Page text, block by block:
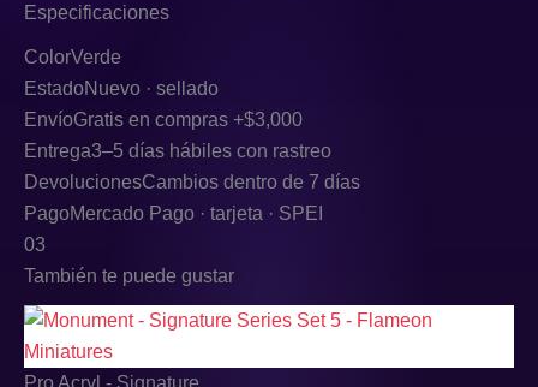
Especificaciones
ColorVerde
EstadoNuevo · sellado
EnvíoGratis en compras +$3,000
Entrega3–5 días hábiles con rastreo
DevolucionesCambios dentro de 7 días
PagoMercado Pago · tarjeta · SPEI
03
También te puede gustar
Pro Acryl - Signature